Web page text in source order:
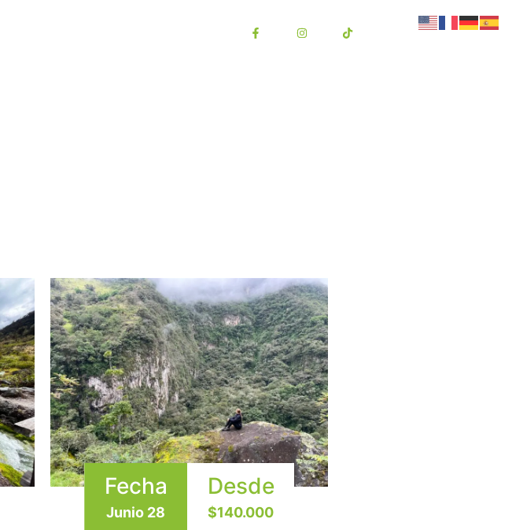
Fecha
Junio 28
Desde
$140.000